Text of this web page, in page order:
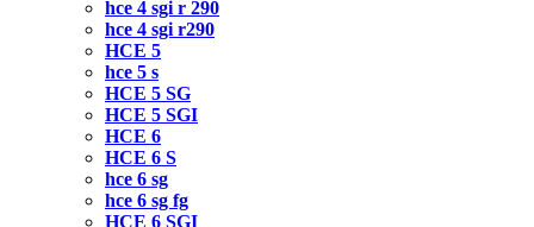
hce 4 sgi r 290
hce 4 sgi r290
HCE 5
hce 5 s
HCE 5 SG
HCE 5 SGI
HCE 6
HCE 6 S
hce 6 sg
hce 6 sg fg
HCE 6 SGI